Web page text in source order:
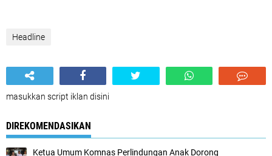
Headline
masukkan script iklan disini
DIREKOMENDASIKAN
Ketua Umum Komnas Perlindungan Anak Dorong